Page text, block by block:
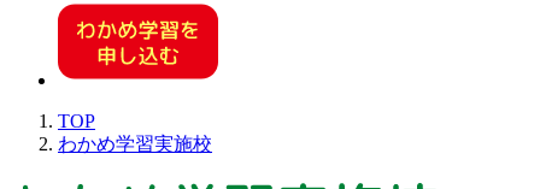
TOP
わかめ学習実施校